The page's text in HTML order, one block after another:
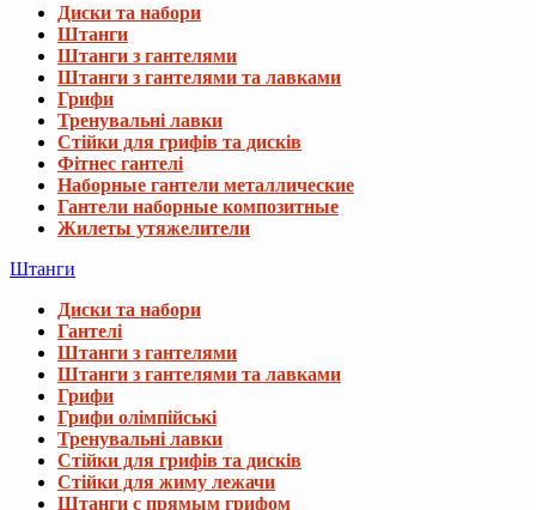
Диски та набори
Штанги
Штанги з гантелями
Штанги з гантелями та лавками
Грифи
Тренувальні лавки
Стійки для грифів та дисків
Фітнес гантелі
Наборные гантели металлические
Гантели наборные композитные
Жилеты утяжелители
Штанги
Диски та набори
Гантелі
Штанги з гантелями
Штанги з гантелями та лавками
Грифи
Грифи олімпійські
Тренувальні лавки
Стійки для грифів та дисків
Стійки для жиму лежачи
Штанги с прямым грифом